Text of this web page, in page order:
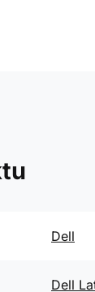
Dell
Dell